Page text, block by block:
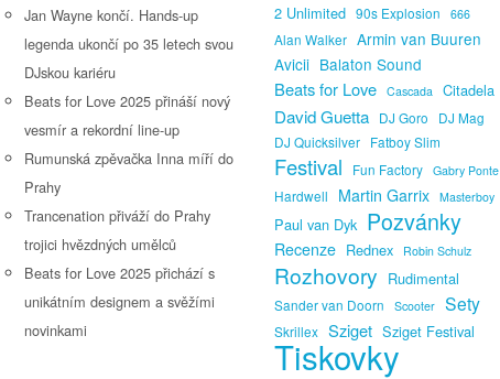
Jan Wayne končí. Hands-up
legenda ukončí po 35 letech svou
DJskou kariéru
Beats for Love 2025 přináší nový
vesmír a rekordní line-up
Rumunská zpěvačka Inna míří do
Prahy
Trancenation přiváží do Prahy
trojici hvězdných umělců
Beats for Love 2025 přichází s
unikátním designem a svěžími
novinkami
2 Unlimited 90s Explosion 666
Alan Walker Armin van Buuren
Avicii Balaton Sound
Beats for Love Cascada Citadela
David Guetta DJ Goro
DJ Mag
DJ Quicksilver Fatboy Slim
Festival Fun Factory Gabry Ponte
Hardwell Martin Garrix Masterboy
Paul van Dyk Pozvánky
Recenze Rednex Robin Schulz
Rozhovory Rudimental
Sander van Doorn Scooter Sety
Skrillex Sziget Sziget Festival
Tiskovky